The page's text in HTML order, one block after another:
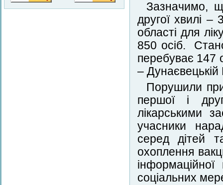
Зазначимо,
другої хвилі –
області для
850 осіб.
перебуває 147
–
Порушили
першої і
лікарськими
учасники
серед дітей
охоплення
соціальних